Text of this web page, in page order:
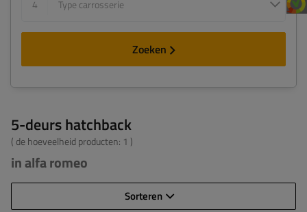
4 Type carrosserie
Zoeken
5-deurs hatchback
( de hoeveelheid producten: 1 )
in alfa romeo
Sorteren